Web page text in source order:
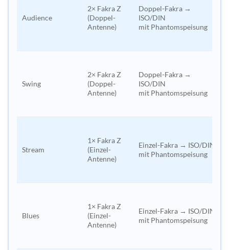
Audience
2× Fakra Z
(Doppel-
Antenne)
Doppel-Fakra →
ISO/DIN
mit Phantomspeisung
Swing
2× Fakra Z
(Doppel-
Antenne)
Doppel-Fakra →
ISO/DIN
mit Phantomspeisung
Stream
1× Fakra Z
(Einzel-
Antenne)
Einzel-Fakra → ISO/DIN
mit Phantomspeisung
Blues
1× Fakra Z
(Einzel-
Antenne)
Einzel-Fakra → ISO/DIN
mit Phantomspeisung